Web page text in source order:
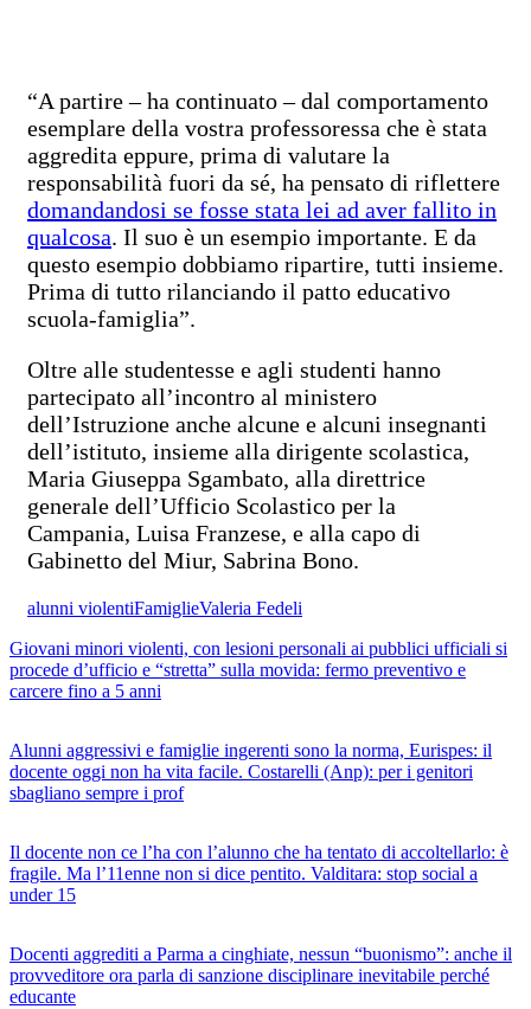
“A partire – ha continuato – dal comportamento
esemplare della vostra professoressa che è stata
aggredita eppure, prima di valutare la
responsabilità fuori da sé, ha pensato di riflettere
domandandosi se fosse stata lei ad aver fallito in
qualcosa. Il suo è un esempio importante. E da
questo esempio dobbiamo ripartire, tutti insieme.
Prima di tutto rilanciando il patto educativo
scuola-famiglia”.
Oltre alle studentesse e agli studenti hanno
partecipato all’incontro al ministero
dell’Istruzione anche alcune e alcuni insegnanti
dell’istituto, insieme alla dirigente scolastica,
Maria Giuseppa Sgambato, alla direttrice
generale dell’Ufficio Scolastico per la
Campania, Luisa Franzese, e alla capo di
Gabinetto del Miur, Sabrina Bono.
alunni violentiFamiglieValeria Fedeli
Giovani minori violenti, con lesioni personali ai pubblici ufficiali si
procede d’ufficio e “stretta” sulla movida: fermo preventivo e
carcere fino a 5 anni
Alunni aggressivi e famiglie ingerenti sono la norma, Eurispes: il
docente oggi non ha vita facile. Costarelli (Anp): per i genitori
sbagliano sempre i prof
Il docente non ce l’ha con l’alunno che ha tentato di accoltellarlo: è
fragile. Ma l’11enne non si dice pentito. Valditara: stop social a
under 15
Docenti aggrediti a Parma a cinghiate, nessun “buonismo”: anche il
provveditore ora parla di sanzione disciplinare inevitabile perché
educante